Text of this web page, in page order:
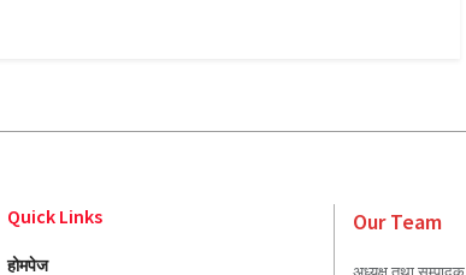
Quick Links
होमपेज
Our Team